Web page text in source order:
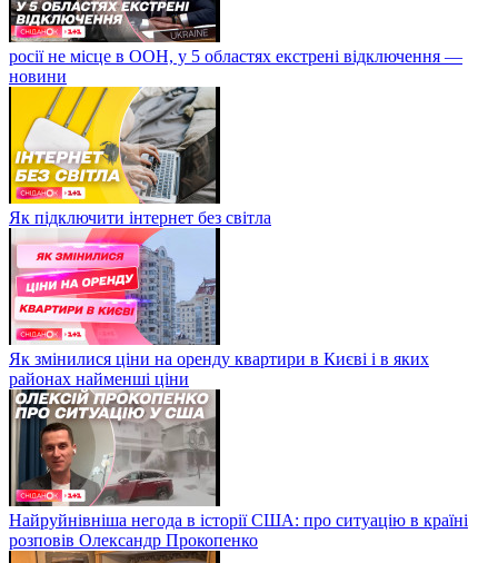
росії не місце в ООН, у 5 областях екстрені відключення —
новини
Як підключити інтернет без світла
Як змінилися ціни на оренду квартири в Києві і в яких
районах найменші ціни
Найруйнівніша негода в історії США: про ситуацію в країні
розповів Олександр Прокопенко